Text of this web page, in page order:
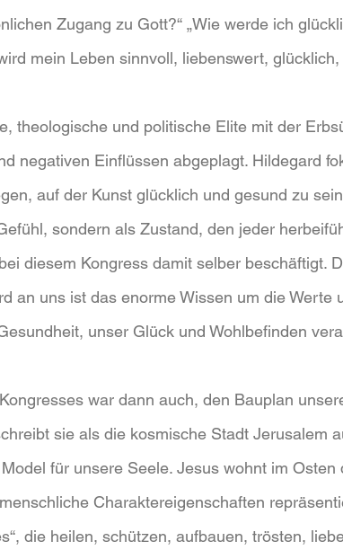
Zugang zu Gott?“ „Wie werde ich
mein Leben sinnvoll, liebenswert,
theologische und politische Elite mit der
negativen Einflüssen abgeplagt. Hildegard
auf der Kunst glücklich und gesund zu
sondern als Zustand, den jeder
diesem Kongress damit selber beschäftigt.
an uns ist das enorme Wissen um die Werte
unser Glück und Wohlbefinden
war dann auch, den Bauplan
sie als die kosmische Stadt Jerusalem
für unsere Seele. Jesus wohnt im Osten
Charaktereigenschaften
die heilen, schützen, aufbauen, trösten,